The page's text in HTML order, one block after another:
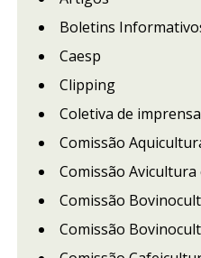
Boletins
Caesp
Clipping
Coletiva de imprensa
Comissão
Comissão
Comissão
Comissão